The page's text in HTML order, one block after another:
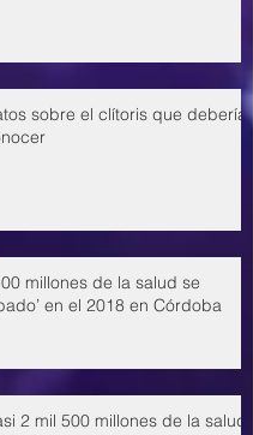
sobre el clítoris que deberías
millones de la salud se
en el 2018 en Córdoba
2 mil 500 millones de la salud